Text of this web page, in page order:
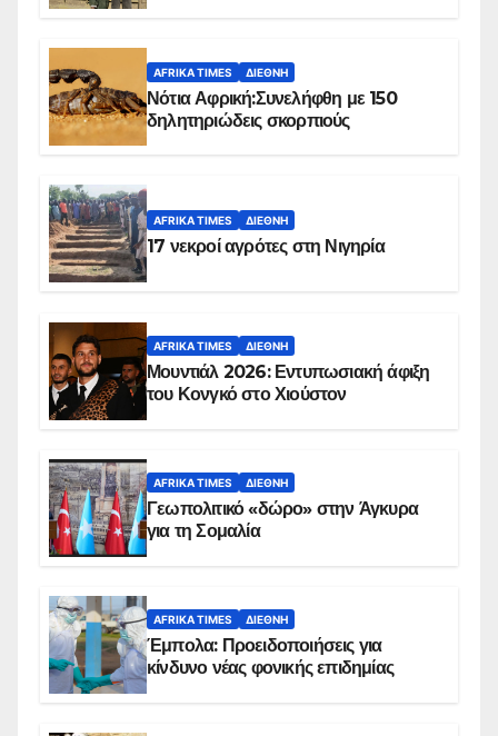
AFRIKA TIMES ΔΙΕΘΝΉ
Νότια Αφρική:Συνελήφθη με 150
δηλητηριώδεις σκορπιούς
AFRIKA TIMES ΔΙΕΘΝΉ
17 νεκροί αγρότες στη Νιγηρία
AFRIKA TIMES ΔΙΕΘΝΉ
Μουντιάλ 2026: Εντυπωσιακή άφιξη
του Κονγκό στο Χιούστον
AFRIKA TIMES ΔΙΕΘΝΉ
Γεωπολιτικό «δώρο» στην Άγκυρα
για τη Σομαλία
AFRIKA TIMES ΔΙΕΘΝΉ
Έμπολα: Προειδοποιήσεις για
κίνδυνο νέας φονικής επιδημίας